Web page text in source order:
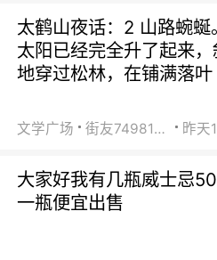
太鹤山夜话：2 山路蜿蜒。
太阳已经完全升了起来
地穿过松林，在铺满落叶
文学广场 街友74981146 昨天
大家好我有几瓶威士忌
一瓶便宜出售